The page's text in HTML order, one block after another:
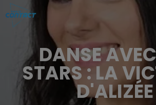
DANSE
STARS : LA
D'ALIZÉE